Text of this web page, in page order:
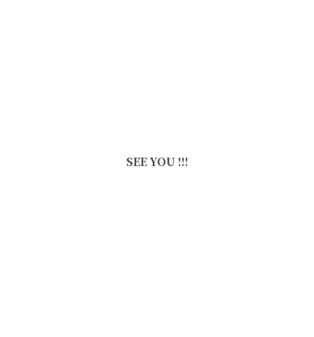
SEE YOU !!!